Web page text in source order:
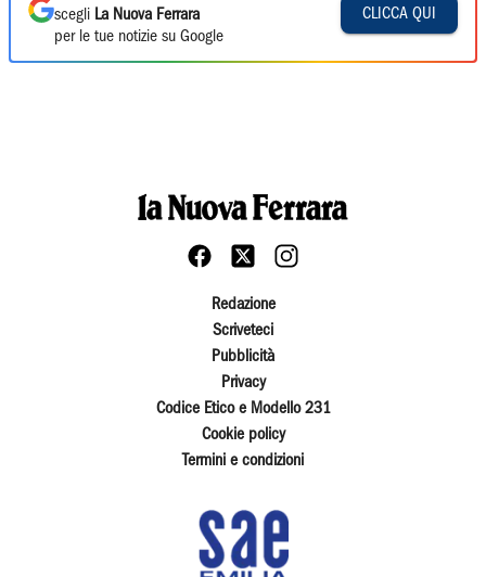
scegli La Nuova Ferrara
per le tue notizie su Google
CLICCA QUI
Redazione
Scriveteci
Pubblicità
Privacy
Codice Etico e Modello 231
Cookie policy
Termini e condizioni